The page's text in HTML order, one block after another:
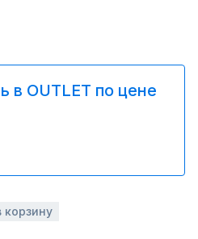
в OUTLET по цене
корзину